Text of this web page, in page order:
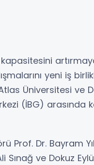
yeni iş
Üniversitesi ve
(İBG) arasında
Prof. Dr. Bayram
Sınağ ve Dokuz